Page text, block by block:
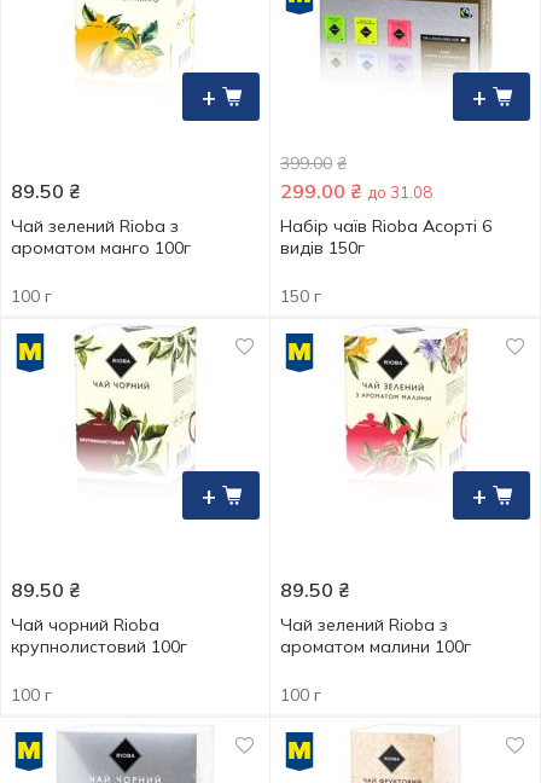
+
89.50 ₴
Чай зелений Rioba з
ароматом манго 100г
100 г
+
399.00 ₴
299.00 ₴ до 31.08
Набір чаїв Rioba Асорті 6
видів 150г
150 г
+
89.50 ₴
Чай чорний Rioba
крупнолистовий 100г
100 г
+
89.50 ₴
Чай зелений Rioba з
ароматом малини 100г
100 г